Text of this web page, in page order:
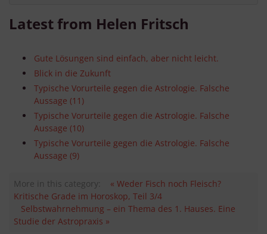
Latest from Helen Fritsch
Gute Lösungen sind einfach, aber nicht leicht.
Blick in die Zukunft
Typische Vorurteile gegen die Astrologie. Falsche
Aussage (11)
Typische Vorurteile gegen die Astrologie. Falsche
Aussage (10)
Typische Vorurteile gegen die Astrologie. Falsche
Aussage (9)
More in this category:
« Weder Fisch noch Fleisch?
Kritische Grade im Horoskop, Teil 3/4
Selbstwahrnehmung – ein Thema des 1. Hauses. Eine
Studie der Astropraxis »